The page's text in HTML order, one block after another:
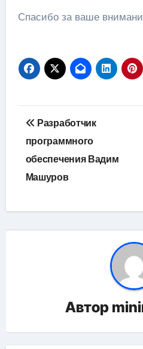
Спасибо за ваше
Навигация
по
записям
Разработчик
программного
обеспечения Вадим
Машуров
Автор